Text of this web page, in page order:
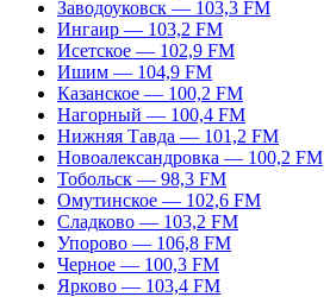
Заводоуковск — 103,3 FM
Ингаир — 103,2 FM
Исетское — 102,9 FM
Ишим — 104,9 FM
Казанское — 100,2 FM
Нагорный — 100,4 FM
Нижняя Тавда — 101,2 FM
Новоалександровка — 100,2 FM
Тобольск — 98,3 FM
Омутинское — 102,6 FM
Сладково — 103,2 FM
Упорово — 106,8 FM
Черное — 100,3 FM
Ярково — 103,4 FM